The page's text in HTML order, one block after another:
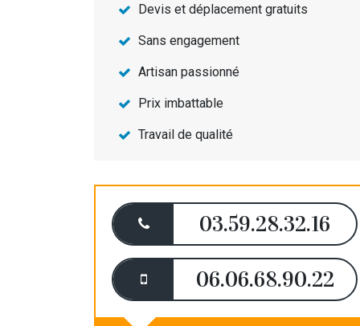
Devis et déplacement gratuits
Sans engagement
Artisan passionné
Prix imbattable
Travail de qualité
03.59.28.32.16
06.06.68.90.22